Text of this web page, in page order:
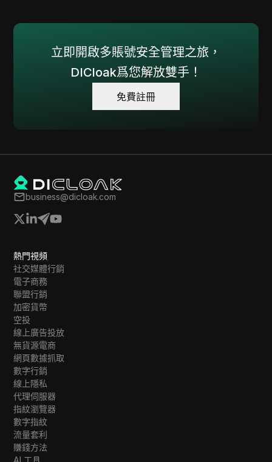
立即開啟多賬號安全管理之旅，
DICloak爲您解放雙手！
免費註冊
business@dicloak.com
熱門視頻
社交媒體行銷
電子商務
聯盟行銷
加密貨幣
空投
線上廣告投放
無貨源電商
網頁數據抓取
數字行銷
線上隱私
代理伺服器
指紋瀏覽器
數字指紋
流量套利
賺錢方法
AI 工具